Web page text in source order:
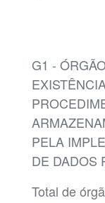
G1 -
PELA
DE DADOS
Total de